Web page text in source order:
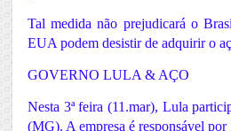
Tal medida não prejudicará o
EUA podem desistir de adquirir o
GOVERNO LULA & AÇO
Nesta 3ª feira (11.mar), Lula
(MG). A empresa é responsável